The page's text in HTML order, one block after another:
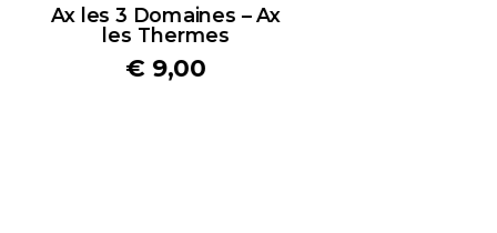
Ax les 3 Domaines – Ax
les Thermes
€ 9,00